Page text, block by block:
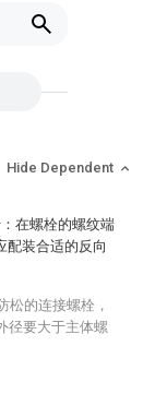
Hide Dependent
在螺栓的螺纹端
配装合适的反向
松的连接螺栓，
径要大于主体螺